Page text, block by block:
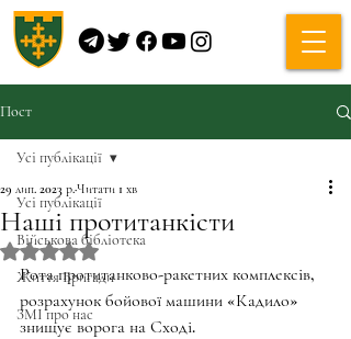
Пост
Усі публікації
Військова бібліотека
Життя Бригади
ЗМІ про нас
Усі публікації
Наші протитанкісти
29 лип. 2023 р.Читати 1 хв
Оцінка: NaN з 5 зірок.
Рота протитанково-ракетних комплексів,
розрахунок бойової машини «Кадило»
знищує ворога на Сході.